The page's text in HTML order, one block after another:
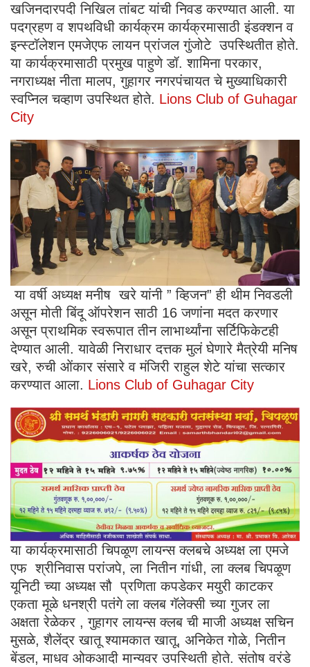
खजिनदारपदी निखिल तांबट यांची निवड करण्यात आली. या
पदग्रहण व शपथविधी कार्यक्रम कार्यक्रमासाठी इंडक्शन व
इन्स्टॉलेशन एमजेएफ लायन प्रांजल गुंजोटे उपस्थितीत होते.
या कार्यक्रमासाठी प्रमुख पाहुणे डॉ. शामिना परकार,
नगराध्यक्ष नीता मालप, गुहागर नगरपंचायत चे मुख्याधिकारी
स्वप्निल चव्हाण उपस्थित होते. Lions Club of Guhagar
City
या वर्षी अध्यक्ष मनीष खरे यांनी ” व्हिजन” ही थीम निवडली
असून मोती बिंदू ऑपरेशन साठी 16 जणांना मदत करणार
असून प्राथमिक स्वरूपात तीन लाभार्थ्यांना सर्टिफिकेटही
देण्यात आली. यावेळी निराधार दत्तक मुलं घेणारे मैत्रेयी मनिष
खरे, रुची ओंकार संसारे व मंजिरी राहुल शेटे यांचा सत्कार
करण्यात आला. Lions Club of Guhagar City
या कार्यक्रमासाठी चिपळूण लायन्स क्लबचे अध्यक्ष ला एमजे
एफ श्रीनिवास परांजपे, ला नितीन गांधी, ला क्लब चिपळूण
यूनिटी च्या अध्यक्ष सौ प्रणिता कपडेकर मयुरी काटकर
एकता मूळे धनश्री पतंगे ला क्लब गॅलेक्सी च्या गुजर ला
अक्षता रेळेकर , गुहागर लायन्स क्लब ची माजी अध्यक्ष सचिन
मुसळे, शैलेंद्र खातू श्यामकात खातू, अनिकेत गोळे, नितीन
बेंडल, माधव ओकआदी मान्यवर उपस्थिती होते. संतोष वरंडे